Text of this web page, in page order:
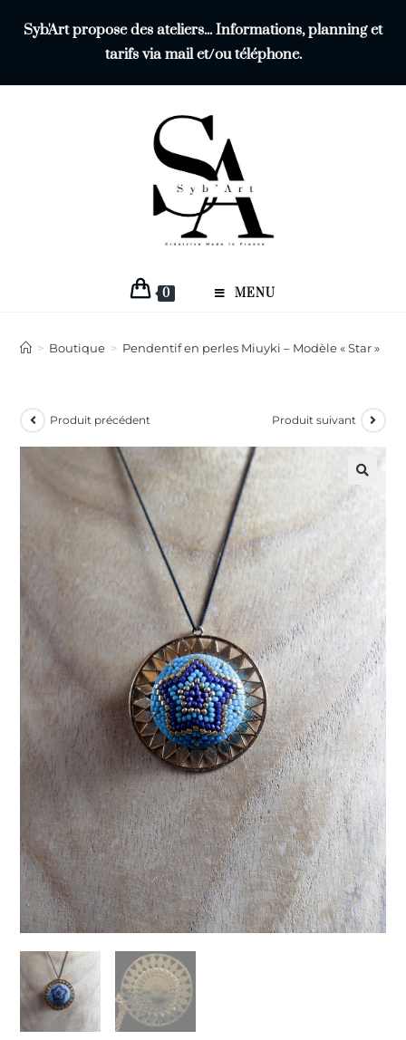
Syb'Art propose des ateliers... Informations, planning et
tarifs via mail et/ou téléphone.
0 MENU
> Boutique > Pendentif en perles Miuyki – Modèle « Star »
Produit précédent Produit suivant